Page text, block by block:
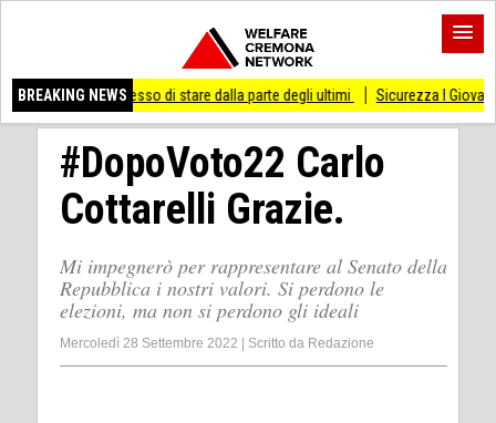
BREAKING NEWS
smesso di stare dalla parte degli ultimi Sicurezza I Giovani Democratici
#DopoVoto22 Carlo
Cottarelli Grazie.
Mi impegnerò per rappresentare al Senato della
Repubblica i nostri valori. Si perdono le
elezioni, ma non si perdono gli ideali
Mercoledì 28 Settembre 2022 Scritto da Redazione